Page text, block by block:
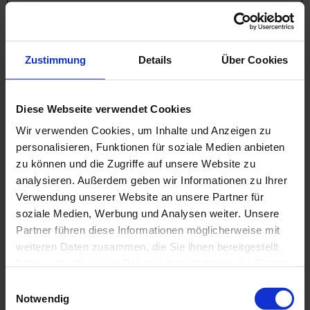
Zustimmung Details Über Cookies
Diese Webseite verwendet Cookies
Wir verwenden Cookies, um Inhalte und Anzeigen zu
personalisieren, Funktionen für soziale Medien anbieten
zu können und die Zugriffe auf unsere Website zu
analysieren. Außerdem geben wir Informationen zu Ihrer
Verwendung unserer Website an unsere Partner für
soziale Medien, Werbung und Analysen weiter. Unsere
Partner führen diese Informationen möglicherweise mit
weiteren Daten zusammen, die Sie ihnen bereitgestellt
Notwendig
Ihre Nachricht
Senden
Nutzungs­be­din­gun­gen akzeptieren *
Ich akzeptiere dieNutzungsbedingungen der Website und
erkläre mich mit der Speicherung und Verwendung meiner
personenbezogenen Daten im Rahmen der
Datenschutzerklärungeinverstanden.*
Dieses Feld ist ein Pflichtfeld.
Senden
Dealerdesk
Möchten Sie weitere Informationen zu diesem Angebot? Dann